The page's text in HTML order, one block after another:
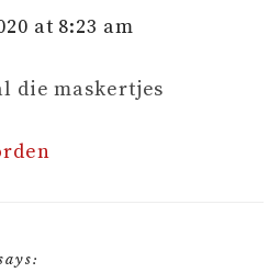
at 8:23 am
die maskertjes